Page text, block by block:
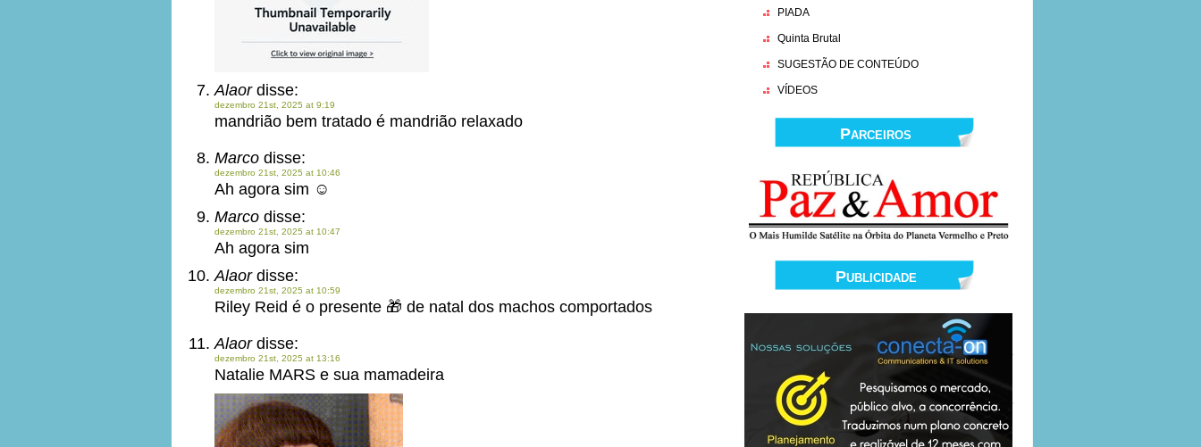
Alaordisse:
dezembro 21st, 2025 at 9:19
mandrião bem tratado é mandrião relaxado
Marco disse:
dezembro 21st, 2025 at 10:46
Ah agora sim ☺️
Marco disse:
dezembro 21st, 2025 at 10:47
Ah agora sim
Alaordisse:
dezembro 21st, 2025 at 10:59
Riley Reid é o presente 🎁 de natal dos machos comportados
Alaordisse:
dezembro 21st, 2025 at 13:16
Natalie MARS e sua mamadeira
PIADA
Quinta Brutal
SUGESTÃO DE CONTEÚDO
VÍDEOS
Parceiros
Publicidade